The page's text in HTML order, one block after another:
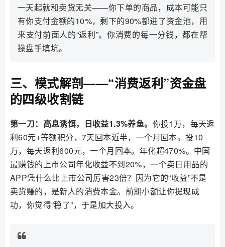
一天起就和卖货无关——你下单的商品，成本可能只
有你支付金额的10%，剩下的90%都进了资金池，用
来支付前面人的“返利”。你消费的每一分钱，都在帮
操盘手填坑。
三、模式解剖——“消费返利”资金盘
的四级收割链
第一刀：高息诱饵，日收益1.3%养鱼。 你投1万，每天返
利60元+等额积分，7天回本近半，一个月回本。投10
万，每天返利600元，一个月回本。年化超470%。中国
最赚钱的上市公司年化收益不到20%，一个卖日用品的
APP凭什么比上市公司厉害23倍？因为它的“收益”不是
卖货赚的，是新人的消费本金。前期小额让你提现成
功，你觉得“稳了”，于是加大投入。